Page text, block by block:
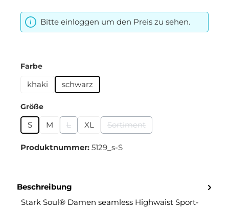
Bitte einloggen um den Preis zu sehen.
Farbeauswählen
khaki schwarz
Größeauswählen
S M L
(Diese Option ist zurzeit nicht verfügbar.)
XL Sortiment
(Diese Option ist zurzeit nicht
Produktnummer: 5129_s-S
Beschreibung
Stark Soul® Damen seamless Highwaist Sport-